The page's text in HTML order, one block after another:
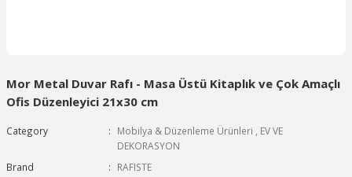
Mor Metal Duvar Rafı - Masa Üstü Kitaplık ve Çok Amaçlı
Ofis Düzenleyici 21x30 cm
Category Mobilya & Düzenleme Ürünleri
EV VE
DEKORASYON
Brand
RAFISTE